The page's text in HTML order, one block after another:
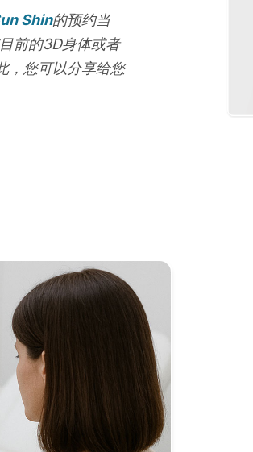
Shin的预约当
前的3D身体或者
，您可以分享给您